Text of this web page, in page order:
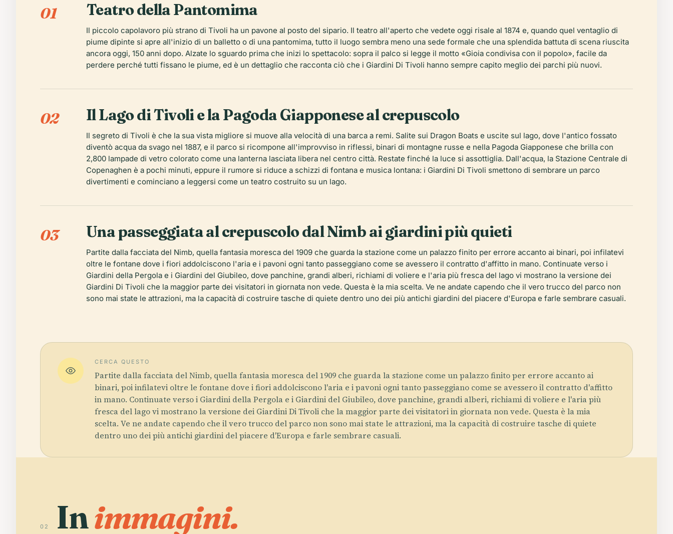
01 Teatro della Pantomima
Il piccolo capolavoro più strano di Tivoli ha un pavone al posto del sipario. Il teatro all'aperto che vedete oggi risale al 1874 e, quando quel ventaglio di
piume dipinte si apre all'inizio di un balletto o di una pantomima, tutto il luogo sembra meno una sede formale che una splendida battuta di scena riuscita
ancora oggi, 150 anni dopo. Alzate lo sguardo prima che inizi lo spettacolo: sopra il palco si legge il motto «Gioia condivisa con il popolo», facile da
perdere perché tutti fissano le piume, ed è un dettaglio che racconta ciò che i Giardini Di Tivoli hanno sempre capito meglio dei parchi più nuovi.
02 Il Lago di Tivoli e la Pagoda Giapponese al crepuscolo
Il segreto di Tivoli è che la sua vista migliore si muove alla velocità di una barca a remi. Salite sui Dragon Boats e uscite sul lago, dove l'antico fossato
diventò acqua da svago nel 1887, e il parco si ricompone all'improvviso in riflessi, binari di montagne russe e nella Pagoda Giapponese che brilla con
2,800 lampade di vetro colorato come una lanterna lasciata libera nel centro città. Restate finché la luce si assottiglia. Dall'acqua, la Stazione Centrale di
Copenaghen è a pochi minuti, eppure il rumore si riduce a schizzi di fontana e musica lontana: i Giardini Di Tivoli smettono di sembrare un parco
divertimenti e cominciano a leggersi come un teatro costruito su un lago.
03 Una passeggiata al crepuscolo dal Nimb ai giardini più quieti
Partite dalla facciata del Nimb, quella fantasia moresca del 1909 che guarda la stazione come un palazzo finito per errore accanto ai binari, poi infilatevi
oltre le fontane dove i fiori addolciscono l'aria e i pavoni ogni tanto passeggiano come se avessero il contratto d'affitto in mano. Continuate verso i
Giardini della Pergola e i Giardini del Giubileo, dove panchine, grandi alberi, richiami di voliere e l'aria più fresca del lago vi mostrano la versione dei
Giardini Di Tivoli che la maggior parte dei visitatori in giornata non vede. Questa è la mia scelta. Ve ne andate capendo che il vero trucco del parco non
sono mai state le attrazioni, ma la capacità di costruire tasche di quiete dentro uno dei più antichi giardini del piacere d'Europa e farle sembrare casuali.
CERCA QUESTO
Partite dalla facciata del Nimb, quella fantasia moresca del 1909 che guarda la stazione come un palazzo finito per errore accanto ai
binari, poi infilatevi oltre le fontane dove i fiori addolciscono l'aria e i pavoni ogni tanto passeggiano come se avessero il contratto d'affitto
in mano. Continuate verso i Giardini della Pergola e i Giardini del Giubileo, dove panchine, grandi alberi, richiami di voliere e l'aria più
fresca del lago vi mostrano la versione dei Giardini Di Tivoli che la maggior parte dei visitatori in giornata non vede. Questa è la mia
scelta. Ve ne andate capendo che il vero trucco del parco non sono mai state le attrazioni, ma la capacità di costruire tasche di quiete
dentro uno dei più antichi giardini del piacere d'Europa e farle sembrare casuali.
02 Inimmagini.